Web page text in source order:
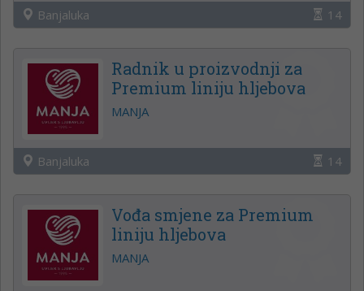
Banjaluka 14
Radnik u proizvodnji za
Premium liniju hljebova
MANJA
Banjaluka 14
Vođa smjene za Premium
liniju hljebova
MANJA